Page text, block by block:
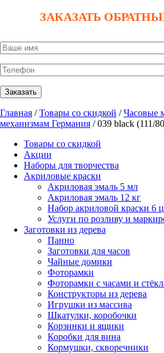
ЗАКАЗАТЬ
Главная /Товары со скидкой /Часовые
механизмам Германия / 039 black (111/
Товары со скидкой
Акции
Наборы для творчества
Акриловые краски
Акриловая эмаль 5 мл
Акриловая эмаль 12 кг
Набор акриловой краски 6
Услуги по розливу и
Заготовки из дерева
Панно
Заготовки для часов
Чайные домики
Фоторамки
Фоторамки с часами и
Конструкторы из дерева
Игрушки из массива
Шкатулки, коробочки
Корзинки и ящики
Коробки для вина
Кормушки, скворечники